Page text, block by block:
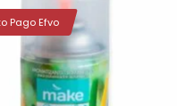
Pago Efvo